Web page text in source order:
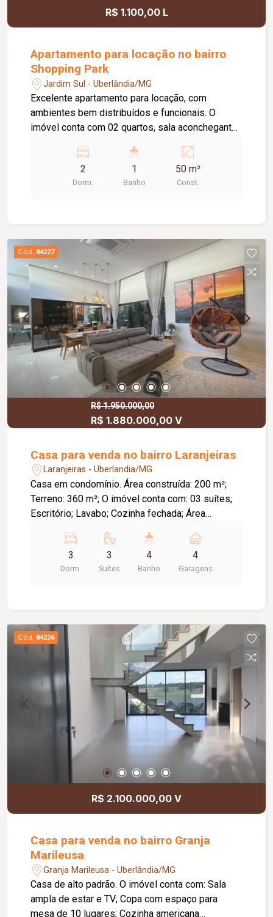
R$ 1.100,00 L
Apartamento para locação no bairro
Shopping Park
Jardim Sul - Uberlândia/MG
Excelente apartamento para locação, com
ambientes bem distribuídos e funcionais. O
imóvel conta com 02 quartos, sala aconchegante,
condomínio oferece elevador, 01 vaga de
estacionamento, portaria 24 horas, playground e
salão de festas, proporcionando mais segurança,
agradável.
2
Dorm.
1
Banho
50 m²
Const.
Cód. 84227
R$ 1.950.000,00
R$ 1.880.000,00 V
Casa para venda no bairro Laranjeiras
Laranjeiras - Uberlandia/MG
Casa em condomínio. Área construída: 200 m²;
Terreno: 360 m²; O imóvel conta com: 03 suítes;
Escritório; Lavabo; Cozinha fechada; Área
Varanda gourmet; Quintal; 02 vagas de garagem
cobertas; 02 vagas de garagem descobertas;
Diferenciais: Arquitetura contemporânea;
água por energia solar; Paisagismo que
proporciona excelente iluminação e ventilação
natural; O condomínio conta com: Sauna;
Academia; Campo de futebol; Playground; Quadra
de tênis; Quadra poliesportiva; Solarium;
Vestiário.
3
Dorm.
3
Suítes
4
Banho
4
Garagens
Cód. 84226
R$ 2.100.000,00 V
Casa para venda no bairro Granja
Marileusa
Granja Marileusa - Uberlândia/MG
Casa de alto padrão. O imóvel conta com: Sala
ampla de estar e TV; Copa com espaço para
mesa de 10 lugares; Cozinha americana